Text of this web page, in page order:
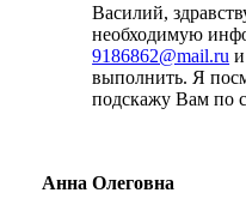
Василий,
необходимую
9186862@mail.ru
выполнить. Я
подскажу Вам по
Анна Олеговна